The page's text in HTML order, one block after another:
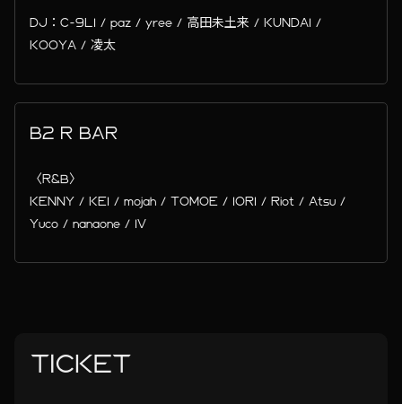
DJ：C-9LI / paz / yree / 高田未土来 / KUNDAI /
KOOYA / 凌太
B2 R BAR
〈R&B〉
KENNY / KEI / mojah / TOMOE / IORI / Riot / Atsu /
Yuco / nanaone / IV
TICKET